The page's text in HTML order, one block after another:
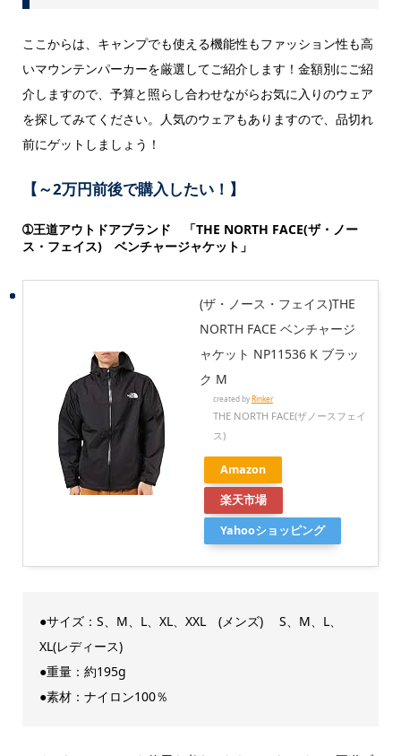
ここからは、キャンプでも使える機能性もファッション性も高
いマウンテンパーカーを厳選してご紹介します！金額別にご紹
介しますので、予算と照らし合わせながらお気に入りのウェア
を探してみてください。人気のウェアもありますので、品切れ
前にゲットしましょう！
【～2万円前後で購入したい！】
➀王道アウトドアブランド 「THE NORTH FACE(ザ・ノー
ス・フェイス) ベンチャージャケット」
(ザ・ノース・フェイス)THE
NORTH FACE ベンチャージ
ャケット NP11536 K ブラッ
ク M
created byRinker
THE NORTH FACE(ザノースフェイ
ス)
Amazon
楽天市場
Yahooショッピング
●サイズ：S、M、L、XL、XXL (メンズ) S、M、L、
XL(レディース)
●重量：約195g
●素材：ナイロン100％